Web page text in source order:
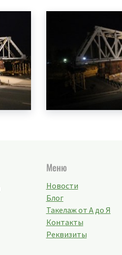
Меню
Новости
Блог
Такелаж от А до Я
Контакты
Реквизиты